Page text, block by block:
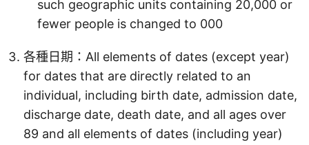
such geographic units containing 20,000 or
fewer people is changed to 000
各種日期：All elements of dates (except year)
for dates that are directly related to an
individual, including birth date, admission date,
discharge date, death date, and all ages over
89 and all elements of dates (including year)